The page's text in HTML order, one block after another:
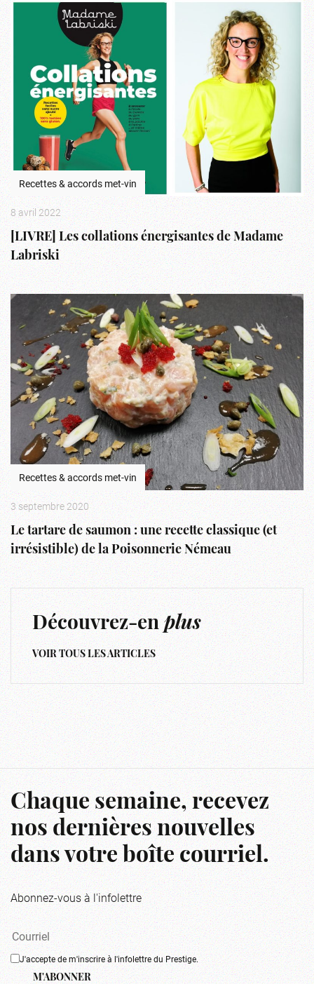
Recettes & accords met-vin
8 avril 2022
[LIVRE] Les collations énergisantes de Madame
Labriski
Recettes & accords met-vin
3 septembre 2020
Le tartare de saumon : une recette classique (et
irrésistible) de la Poisonnerie Némeau
Découvrez-enplus
VOIR TOUS LES ARTICLES
Chaque semaine, recevez
nos dernières nouvelles
dans votre boîte courriel.
Abonnez-vous à l'infolettre
J'accepte de m'inscrire à l'infolettre du Prestige.
M'ABONNER